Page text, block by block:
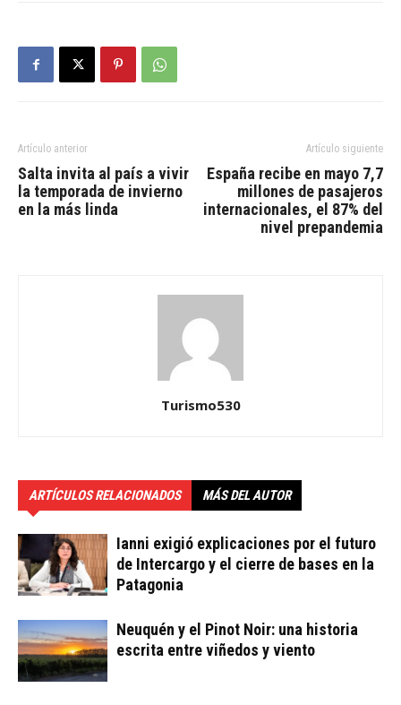
Artículo anterior
Salta invita al país a vivir
la temporada de invierno
en la más linda
Artículo siguiente
España recibe en mayo 7,7
millones de pasajeros
internacionales, el 87% del
nivel prepandemia
Turismo530
ARTÍCULOS RELACIONADOS MÁS DEL AUTOR
Ianni exigió explicaciones por el futuro
de Intercargo y el cierre de bases en la
Patagonia
Neuquén y el Pinot Noir: una historia
escrita entre viñedos y viento